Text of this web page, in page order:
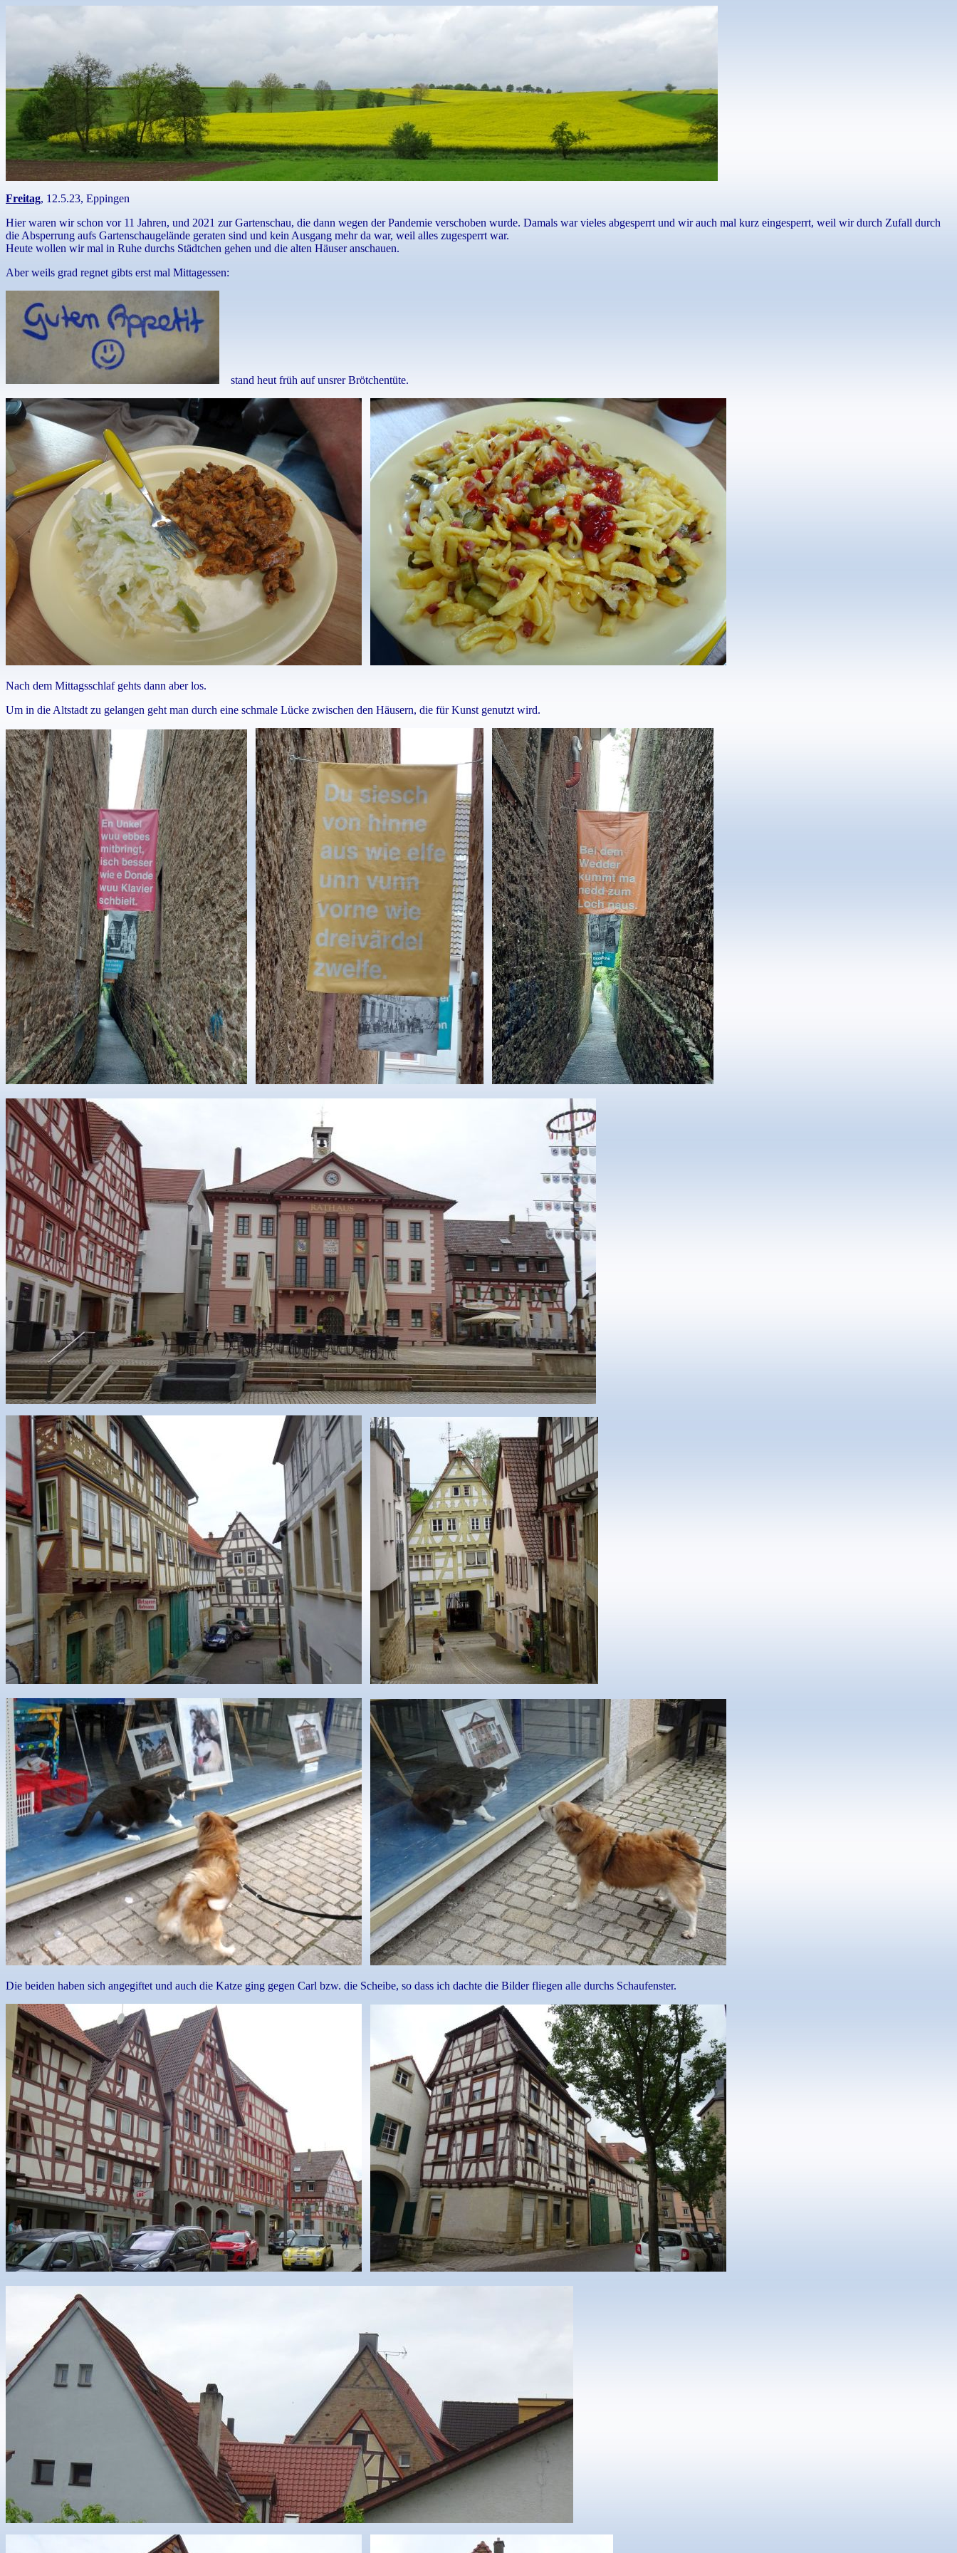
Freitag, 12.5.23, Eppingen
Hier waren wir schon vor 11 Jahren, und 2021 zur Gartenschau, die dann wegen der Pandemie verschoben wurde. Damals war vieles abgesperrt und wir auch mal kurz eingesperrt, weil wir durch Zufall durch
die Absperrung aufs Gartenschaugelände geraten sind und kein Ausgang mehr da war, weil alles zugesperrt war.
Heute wollen wir mal in Ruhe durchs Städtchen gehen und die alten Häuser anschauen.
Aber weils grad regnet gibts erst mal Mittagessen:
stand heut früh auf unsrer Brötchentüte.
Nach dem Mittagsschlaf gehts dann aber los.
Um in die Altstadt zu gelangen geht man durch eine schmale Lücke zwischen den Häusern, die für Kunst genutzt wird.
Die beiden haben sich angegiftet und auch die Katze ging gegen Carl bzw. die Scheibe, so dass ich dachte die Bilder fliegen alle durchs Schaufenster.